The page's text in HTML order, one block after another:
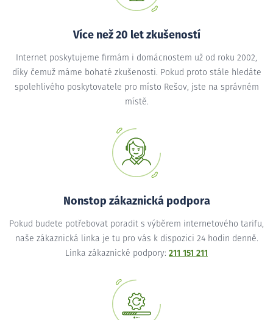
Více než 20 let zkušeností
Internet poskytujeme firmám i domácnostem už od roku 2002,
díky čemuž máme bohaté zkušenosti. Pokud proto stále hledáte
spolehlivého poskytovatele pro místo Rešov, jste na správném
místě.
Nonstop zákaznická podpora
Pokud budete potřebovat poradit s výběrem internetového tarifu,
naše zákaznická linka je tu pro vás k dispozici 24 hodin denně.
Linka zákaznické podpory: 211 151 211